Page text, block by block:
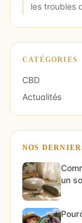
les troubles
CATÉGORIES
CBD
Actualités
NOS
un